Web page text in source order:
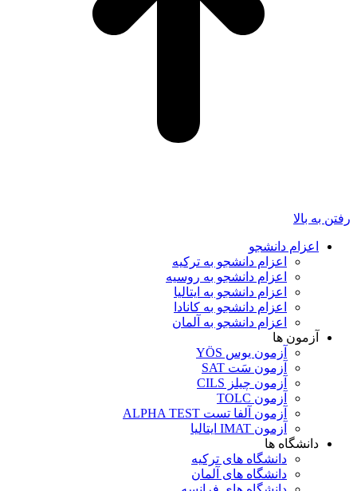
رفتن به بالا
اعزام دانشجو
اعزام دانشجو به ترکیه
اعزام دانشجو به روسیه
اعزام دانشجو به ایتالیا
اعزام دانشجو به کانادا
اعزام دانشجو به آلمان
آزمون ها
آزمون یوس YÖS
آزمون سَت SAT
آزمون چیلز CILS‌
آزمون TOLC
آزمون آلفا تست ALPHA TEST
آزمون IMAT ایتالیا
دانشگاه ها
دانشگاه های ترکیه
دانشگاه های آلمان